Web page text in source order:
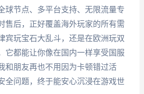
球节点、多平台支持、无限流量专
售后，正好覆盖海外玩家的所有需
宾玩宝石大乱斗，还是在欧洲玩双
它都能让你像在国内一样享受国服
和朋友再也不用因为卡顿错过活
全问题，终于能安心沉浸在游戏世